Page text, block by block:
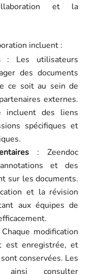
et la
incluent :
: Les utilisateurs
des documents
ce soit au sein de
externes.
incluent des liens
spécifiques et
: Zeendoc
et des
sur les documents.
et la révision
aux équipes de
modification
est enregistrée, et
conservées. Les
ainsi consulter